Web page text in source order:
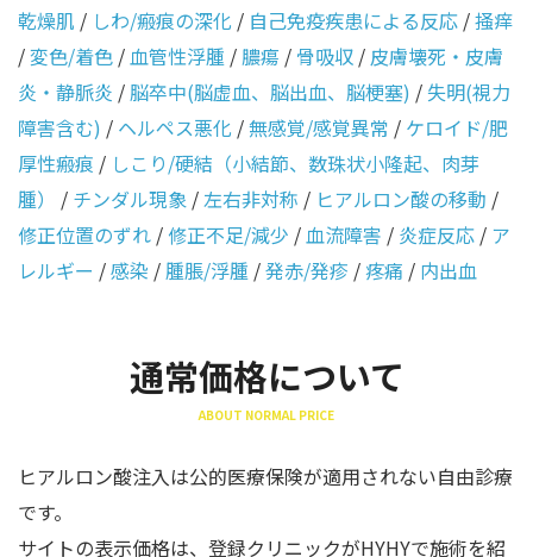
乾燥肌 / しわ/瘢痕の深化 / 自己免疫疾患による反応 /掻痒
/変色/着色 /血管性浮腫 /膿瘍 / 骨吸収 / 皮膚壊死・皮膚
炎・静脈炎 /脳卒中(脳虚血、脳出血、脳梗塞) /失明(視力
障害含む) / ヘルペス悪化 /無感覚/感覚異常 / ケロイド/肥
厚性瘢痕 / しこり/硬結（小結節、数珠状小隆起、肉芽
腫）
/ チンダル現象 /左右非対称 / ヒアルロン酸の移動 /
修正位置のずれ /修正不足/減少 /血流障害 / 炎症反応 / ア
レルギー /感染 /腫脹/浮腫 /発赤/発疹 /疼痛 / 内出血
通常価格について
ABOUT NORMAL PRICE
ヒアルロン酸注入は公的医療保険が適用されない自由診療
です。
サイトの表示価格は、登録クリニックがHYHYで施術を紹